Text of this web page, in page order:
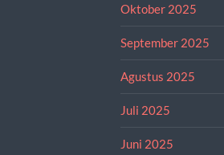
Oktober 2025
September 2025
Agustus 2025
Juli 2025
Juni 2025